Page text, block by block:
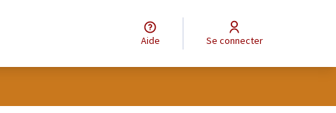
Aide Se connecter